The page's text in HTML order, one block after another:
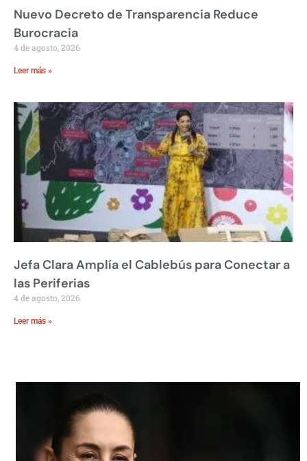
Nuevo Decreto de Transparencia Reduce
Burocracia
4 de agosto, 2026
Leer más »
Jefa Clara Amplía el Cablebús para Conectar a
las Periferias
4 de agosto, 2026
Leer más »